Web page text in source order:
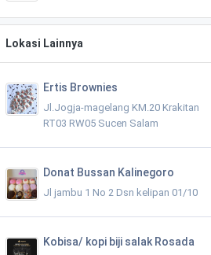
Lokasi Lainnya
Ertis Brownies
Jl.Jogja-magelang KM.20 Krakitan
RT03 RW05 Sucen Salam
Donat Bussan Kalinegoro
Jl jambu 1 No 2 Dsn kelipan 01/10
Kobisa/ kopi biji salak Rosada